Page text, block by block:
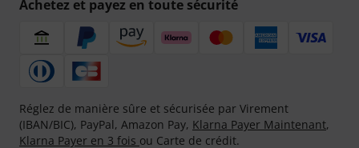
Achetez et payez en toute sécurité
Réglez de manière sûre et sécurisée par Virement
(IBAN/BIC), PayPal, Amazon Pay, Klarna Payer Maintenant,
Klarna Payer en 3 fois ou Carte de crédit.